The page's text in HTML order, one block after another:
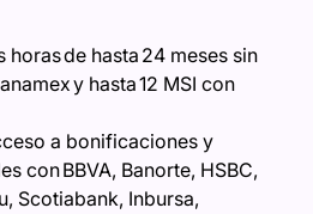
de hasta 24 meses sin
y hasta 12 MSI con
a bonificaciones y
con BBVA, Banorte, HSBC,
Scotiabank, Inbursa,